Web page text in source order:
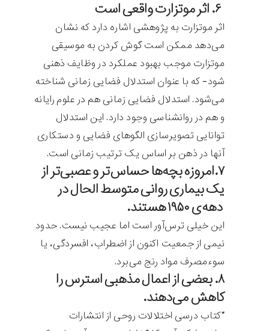
اثر موتزارت به پژوهشی اشاره دارد که نشان
می‌دهد ممکن است گوش کردن به موسیقی
موتزارت موجب بهبود عملکرد در وظایف ذهنی
شود- که با عنوان استدلال فضایی زمانی شناخته
می‌شود. استدلال فضایی زمانی هم در علوم رایانه
و هم در روانشناسی وجود دارد. این استدلال
توانایی تصویرسازی الگوهای فضایی و دستکاری
آنها در ذهن بر اساس یک ترتیب زمانی است.
۷.امروزه بچه‌ها حساس‌تر و عصبی‌تر از
یک بیماری روانی متوسط‌ الحال در
دهه‌ی ۱۹۵۰ هستند.
این خیلی ترس‌آور است اما عجیب نیست. حدود
نیمی از جمعیت اکنون از اضطراب، افسردگی، یا
سوءمصرف مواد رنج می‌برد.
۸. بعضی از اعمال مذهبی استرس را
کاهش می‌دهند.
“کتاب درسی اختلالات روحی از انتشارات